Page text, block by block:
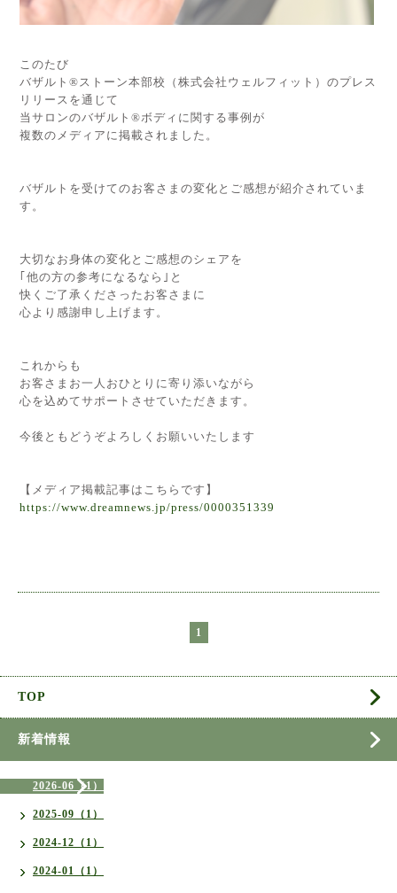
このたび
バザルト®ストーン本部校（株式会社ウェルフィット）のプレス
リリースを通じて
当サロンのバザルト®ボディに関する事例が
複数のメディアに掲載されました。
バザルトを受けてのお客さまの変化とご感想が紹介されていま
す。
大切なお身体の変化とご感想のシェアを
｢他の方の参考になるなら｣と
快くご了承くださったお客さまに
心より感謝申し上げます。
これからも
お客さまお一人おひとりに寄り添いながら
心を込めてサポートさせていただきます。
今後ともどうぞよろしくお願いいたします
【メディア掲載記事はこちらです】
https://www.dreamnews.jp/press/0000351339
1
TOP
新着情報
2026-06（1）
2025-09（1）
2024-12（1）
2024-01（1）